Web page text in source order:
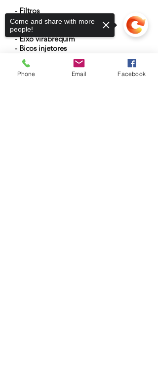
- Filtros
- Turbinas
- Cabeçotes
- Eixo virabrequim
- Bicos injetores
- Modulo eletrônico
- Atuador hidráulico
- Anéis de vedação
Phone Email Facebook
Come and share with more
people!